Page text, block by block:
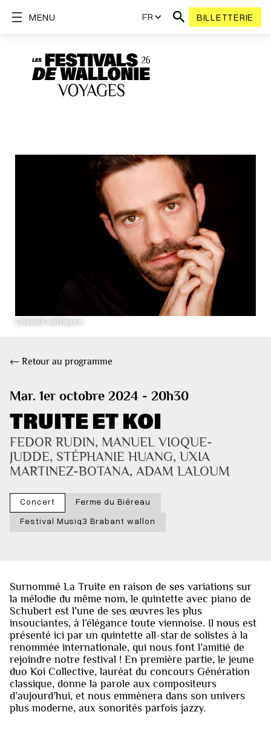
FR BILLETTERIE
MENU
©Harald Hoffmann
← Retour au programme
Mar. 1er octobre 2024 - 20h30
TRUITE ET KOI
FEDOR RUDIN, MANUEL VIOQUE-
JUDDE, STÉPHANIE HUANG, UXIA
MARTINEZ-BOTANA, ADAM LALOUM
Concert
Ferme du Biéreau
Festival Musiq3 Brabant wallon
Surnommé La Truite en raison de ses variations sur
la mélodie du même nom, le quintette avec piano de
Schubert est l’une de ses œuvres les plus
insouciantes, à l’élégance toute viennoise. Il nous est
présenté ici par un quintette all-star de solistes à la
renommée internationale, qui nous font l’amitié de
rejoindre notre festival ! En première partie, le jeune
duo Koi Collective, lauréat du concours Génération
classique, donne la parole aux compositeurs
d’aujourd’hui, et nous emmènera dans son univers
plus moderne, aux sonorités parfois jazzy.